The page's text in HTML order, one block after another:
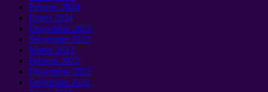
Pebrero 2024
Enero 2024
Disyembre 2022
Setyembre 2022
Marso 2022
Pebrero 2022
Disyembre 2021
Setyembre 2021